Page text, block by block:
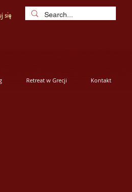
się
Retreat w Grecji Kontakt